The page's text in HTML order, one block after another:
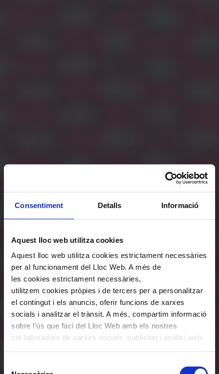
Consentiment Detalls Informació
Aquest lloc web utilitza cookies
Aquest lloc web utilitza cookies estrictament necessàries
per al funcionament del Lloc Web. A més de
les cookies estrictament necessàries,
utilitzem cookies pròpies i de tercers per a personalitzar
el contingut i els anuncis, oferir funcions de xarxes
socials i analitzar el trànsit. A més, compartim informació
sobre l'ús que faci del Lloc Web amb els nostres
col·laboradors de xarxes socials, publicitat i anàlisi web,